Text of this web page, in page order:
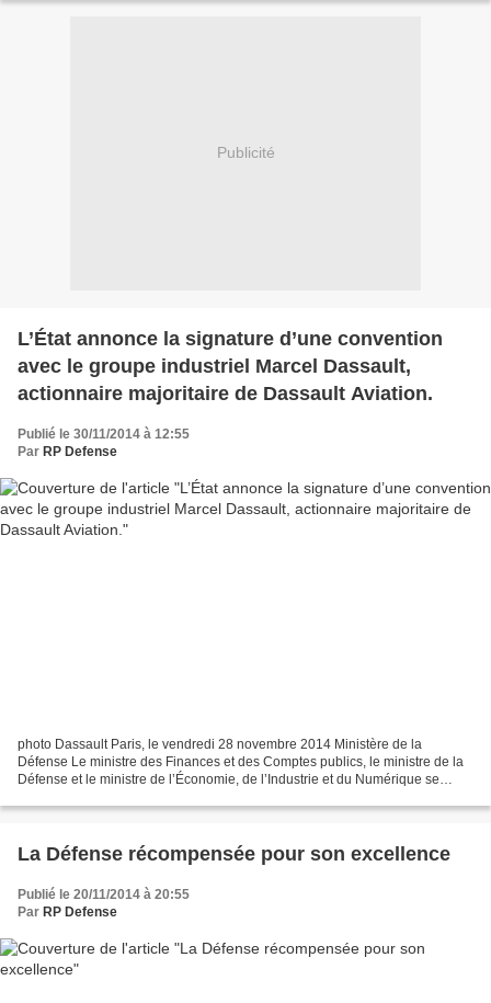
Publicité
L’État annonce la signature d’une convention
avec le groupe industriel Marcel Dassault,
actionnaire majoritaire de Dassault Aviation.
Publié le 30/11/2014 à 12:55
Par RP Defense
photo Dassault Paris, le vendredi 28 novembre 2014 Ministère de la
Défense Le ministre des Finances et des Comptes publics, le ministre de la
Défense et le ministre de l’Économie, de l’Industrie et du Numérique se
La Défense récompensée pour son excellence
Publié le 20/11/2014 à 20:55
Par RP Defense